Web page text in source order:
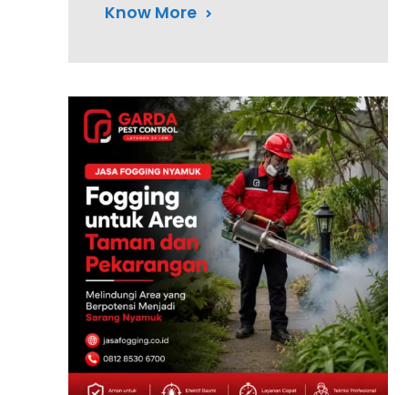
Know More